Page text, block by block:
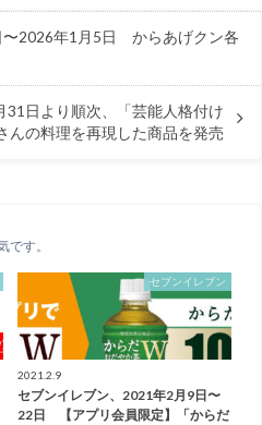
〜2026年1月5日 からあげクン各
日より順次、「芸能人格付け
んの料理を再現した商品を発売
です。
セブンイレブン
2021.2.9
セブンイレブン、2021年2月9日〜
22日 【アプリ会員限定】「からだ